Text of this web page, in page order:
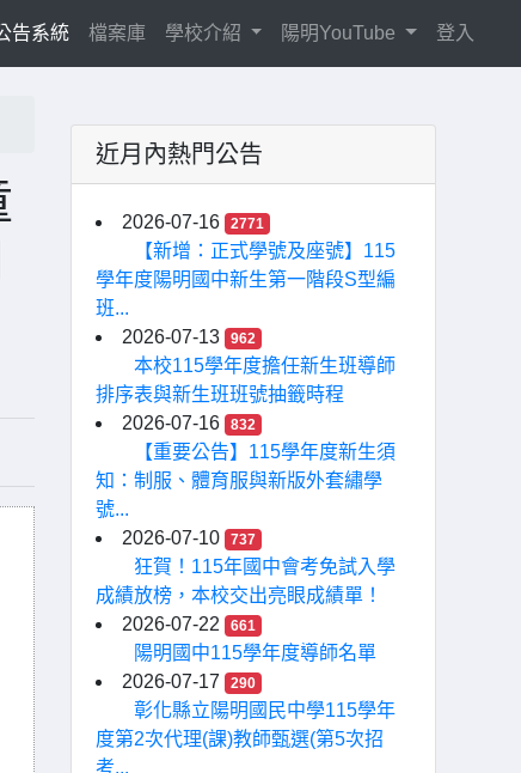
告系統 檔案庫 學校介紹 陽明YouTube 登入
近月內熱門公告
2026-07-16 2771
【新增：正式學號及座號】115
學年度陽明國中新生第一階段S型編
班...
2026-07-13
962
本校115學年度擔任新生班導師
排序表與新生班班號抽籤時程
2026-07-16
832
【重要公告】115學年度新生須
知：制服、體育服與新版外套繡學
號...
2026-07-10
737
狂賀！115年國中會考免試入學
成績放榜，本校交出亮眼成績單！
2026-07-22
661
陽明國中115學年度導師名單
2026-07-17
290
彰化縣立陽明國民中學115學年
度第2次代理(課)教師甄選(第5次招
考...